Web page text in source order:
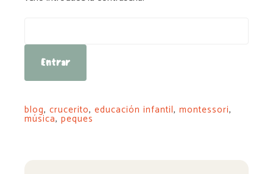
blog, crucerito, educación infantil, montessori,
música, peques